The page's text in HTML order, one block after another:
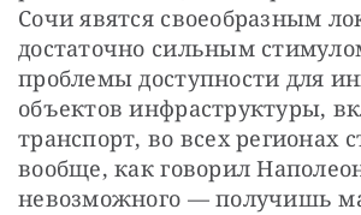
Сочи явятся своеобразным
достаточно сильным
проблемы доступности для
объектов инфраструктуры,
транспорт, во всех регионах
вообще, как говорил
невозможного — получишь